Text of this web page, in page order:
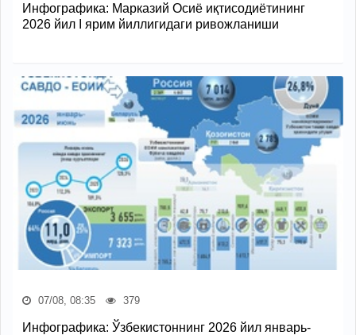
Инфографика: Марказий Осиё иқтисодиётининг
2026 йил I ярим йиллигидаги ривожланиши
07/08, 08:35 379
Инфографика: Ўзбекистоннинг 2026 йил январь-